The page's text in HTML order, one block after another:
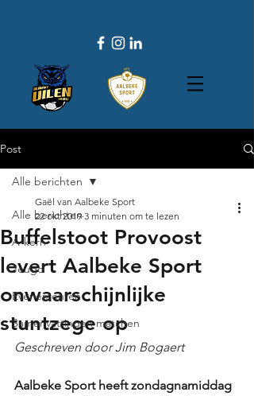
Post
Alle berichten
A-kern
Jeugd
Evenementen
Samenvattingen matchen
Alle berichten
Buffelstoot Provoost
levert Aalbeke Sport
onwaarschijnlijke
stuntzege op
Gaël van Aalbeke Sport
22 okt 2019 3 minuten om te lezen
Geschreven door Jim Bogaert
Aalbeke Sport heeft zondagnamiddag